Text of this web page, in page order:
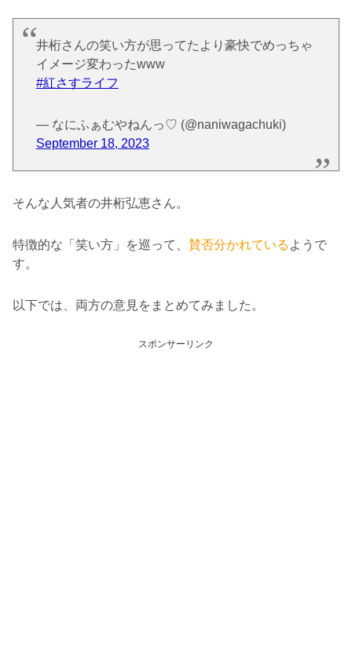
井桁さんの笑い方が思ってたより豪快でめっちゃ
イメージ変わったwww
#紅さすライフ
— なにふぁむやねんっ♡ (@naniwagachuki)
September 18, 2023
そんな人気者の井桁弘恵さん。
特徴的な「笑い方」を巡って、 賛否分かれている ようで
す。
以下では、両方の意見をまとめてみました。
スポンサーリンク